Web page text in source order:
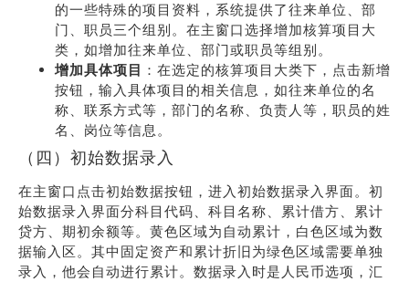
的一些特殊的项目资料，系统提供了往来单位、部
门、职员三个组别。在主窗口选择增加核算项目大
类，如增加往来单位、部门或职员等组别。
增加具体项目 ：在选定的核算项目大类下，点击新增
按钮，输入具体项目的相关信息，如往来单位的名
称、联系方式等，部门的名称、负责人等，职员的姓
名、岗位等信息。
（四）初始数据录入
在主窗口点击初始数据按钮，进入初始数据录入界面。初
始数据录入界面分科目代码、科目名称、累计借方、累计
贷方、期初余额等。黄色区域为自动累计，白色区域为数
据输入区。其中固定资产和累计折旧为绿色区域需要单独
录入，他会自动进行累计。数据录入时是人民币选项，汇